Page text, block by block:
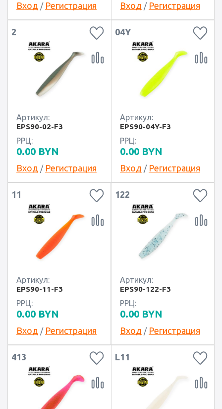
Вход / Регистрация Вход / Регистрация
2
Артикул:
EPS90-02-F3
РРЦ:
0.00 BYN
Вход / Регистрация
04Y
Артикул:
EPS90-04Y-F3
РРЦ:
0.00 BYN
Вход / Регистрация
11
Артикул:
EPS90-11-F3
РРЦ:
0.00 BYN
Вход / Регистрация
122
Артикул:
EPS90-122-F3
РРЦ:
0.00 BYN
Вход / Регистрация
413 L11